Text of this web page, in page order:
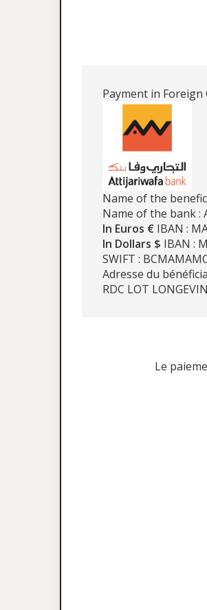
Payment in
Name of the
Name of the bank :
In Euros € IBAN :
In Dollars $ IBAN :
SWIFT :
Adresse du
RDC LOT
Le